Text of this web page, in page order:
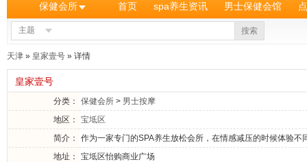
保健会所 首页 spa养生资讯 男士保健会馆
主题 搜索
天津 » 皇家壹号 » 详情
皇家壹号
分类： 保健会所 > 男士按摩
地区：
宝坻区
简介：
作为一家专门的SPA养生放松会所，在情感减压的时候体验
地址：
宝坻区怡购商业广场